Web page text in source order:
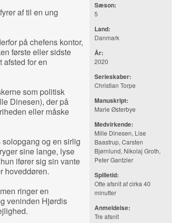
af til en ung
på chefens kontor,
første eller sidste
afsted for en
som politisk
Dinesen), der på
eller måske
og en sirlig
sine lange, lyse
ifører sig sin vante
hoveddøren.
ringer en
veninden Hjørdis
Sæson:
5
Land:
Danmark
År:
2020
Serieskaber:
Christian Torpe
Manuskript:
Marie Østerbye
Medvirkende:
Mille Dinesen, Lise
Baastrup, Carsten
Bjørnlund, Nikolaj Groth,
Peter Gantzler
Spilletid:
Otte afsnit af cirka 40
minutter
Anmeldelse:
Tre afsnit